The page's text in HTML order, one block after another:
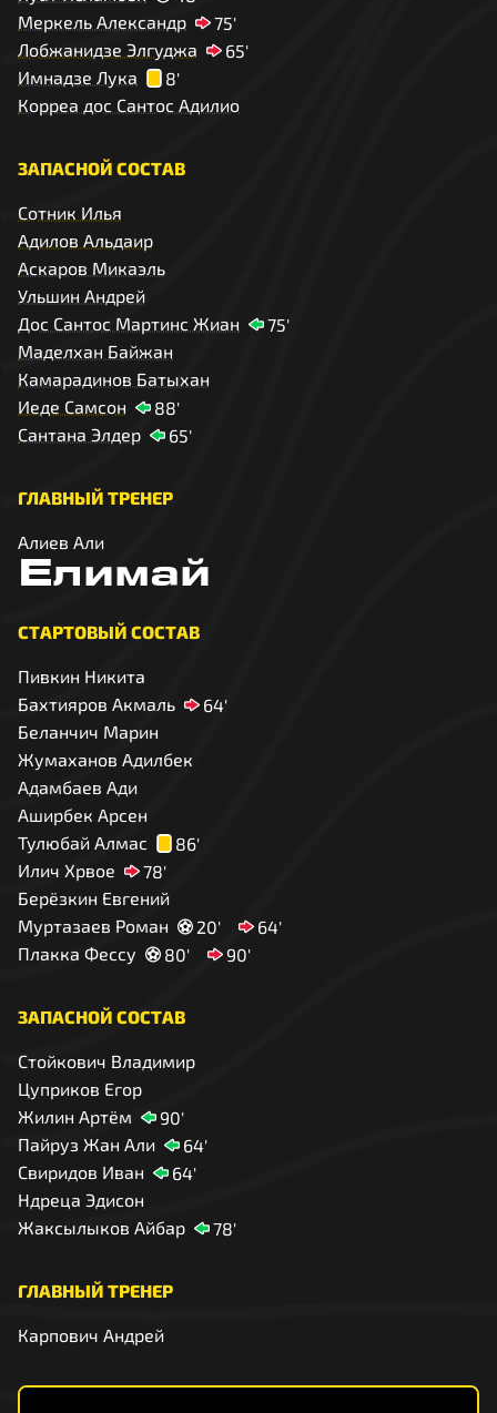
Меркель Александр
75'
Лобжанидзе Элгуджа
65'
Имнадзе Лука
8'
Корреа дос Сантос Адилио
ЗАПАСНОЙ СОСТАВ
Сотник Илья
Адилов Альдаир
Аскаров Микаэль
Ульшин Андрей
Дос Сантос Мартинс Жиан
75'
Маделхан Байжан
Камарадинов Батыхан
Иеде Самсон
88'
Сантана Элдер
65'
ГЛАВНЫЙ ТРЕНЕР
Алиев Али
Елимай
СТАРТОВЫЙ СОСТАВ
Пивкин Никита
Бахтияров Акмаль
64'
Беланчич Марин
Жумаханов Адилбек
Адамбаев Ади
Аширбек Арсен
Тулюбай Алмас
86'
Илич Хрвое
78'
Берёзкин Евгений
Муртазаев Роман
20'
64'
Плакка Фессу
80' 90'
ЗАПАСНОЙ СОСТАВ
Стойкович Владимир
Цуприков Егор
Жилин Артём
90'
Пайруз Жан Али
64'
Свиридов Иван
64'
Ндреца Эдисон
Жаксылыков Айбар
78'
ГЛАВНЫЙ ТРЕНЕР
Карпович Андрей